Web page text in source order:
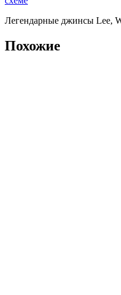
Легендарные джинсы Lee,
Похожие